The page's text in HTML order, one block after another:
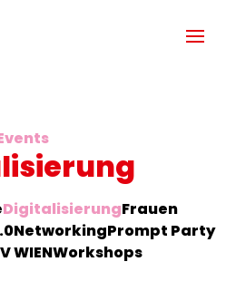
DigitalisierungFrauen
NetworkingPrompt Party
WIENWorkshops